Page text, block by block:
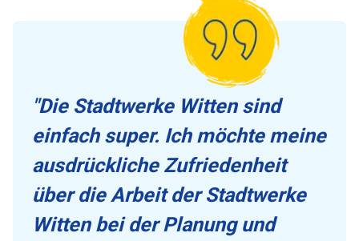
"Die Stadtwerke Witten sind
einfach super. Ich möchte meine
ausdrückliche Zufriedenheit
über die Arbeit der Stadtwerke
Witten bei der Planung und